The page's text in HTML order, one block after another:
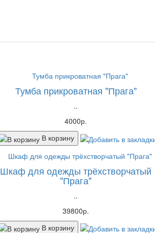
Тумба прикроватная "Прага"
..
4000р.
В корзину
Шкаф для одежды трёхстворчатый
"Прага"
..
39800р.
В корзину